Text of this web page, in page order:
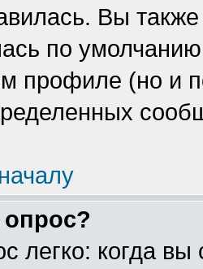
Вы
по
профиле (но и
опрос?
легко: когда